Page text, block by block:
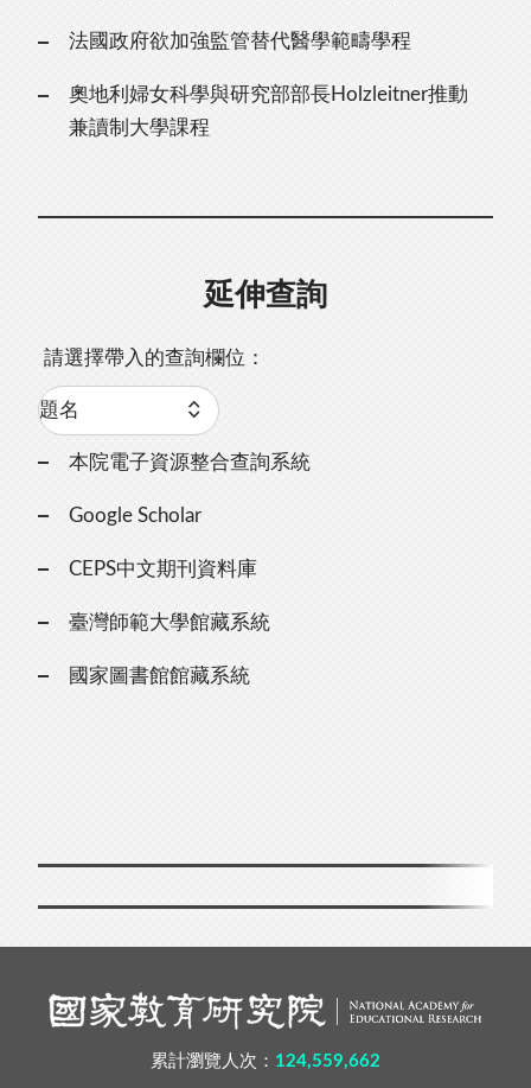
法國政府欲加強監管替代醫學範疇學程
奧地利婦女科學與研究部部長Holzleitner推動
兼讀制大學課程
延伸查詢
請選擇帶入的查詢欄位：
本院電子資源整合查詢系統
Google Scholar
CEPS中文期刊資料庫
臺灣師範大學館藏系統
國家圖書館館藏系統
累計瀏覽人次： 124,559,662